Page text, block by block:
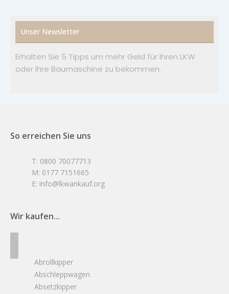
Unser Newsletter
Erhalten Sie 5 Tipps um mehr Geld für Ihren LKW
oder Ihre Baumaschine zu bekommen.
So erreichen Sie uns
T: 0800 70077713
M: 0177 7151665
E: info@lkwankauf.org
Wir kaufen...
Abrollkipper
Abschleppwagen
Absetzkipper